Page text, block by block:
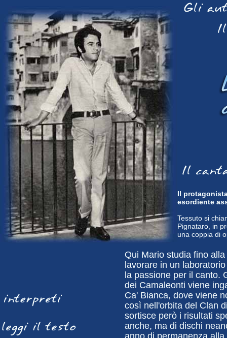
Il
esordiente
Tessuto si
Pignataro, in
una coppia di
Qui Mario studia fino
lavorare in un
la passione per il canto.
dei Camaleonti viene
Ca' Bianca, dove viene
così nell'orbita del Clan
sortisce però i risultati
anche, ma di dischi
anno di permanenza